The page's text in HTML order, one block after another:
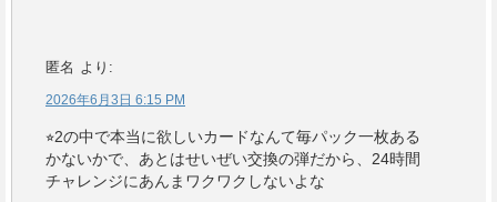
匿名 より:
2026年6月3日 6:15 PM
⭐︎2の中で本当に欲しいカードなんて毎パック一枚ある
かないかで、あとはせいぜい交換の弾だから、24時間
チャレンジにあんまワクワクしないよな